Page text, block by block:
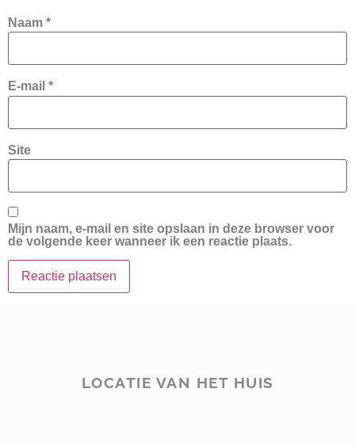
Naam *
E-mail *
Site
Mijn naam, e-mail en site opslaan in deze browser voor
de volgende keer wanneer ik een reactie plaats.
LOCATIE VAN HET HUIS